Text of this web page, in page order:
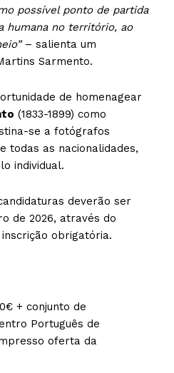
possível ponto de partida
humana no território, ao
– salienta um
Sarmento.
de homenagear
(1833-1899) como
se a fotógrafos
todas as nacionalidades,
individual.
deverão ser
de 2026, através do
obrigatória.
+ conjunto de
Português de
oferta da